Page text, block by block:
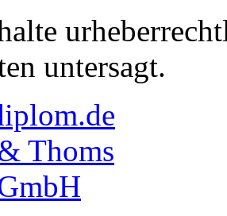
untersagt.
Thoms